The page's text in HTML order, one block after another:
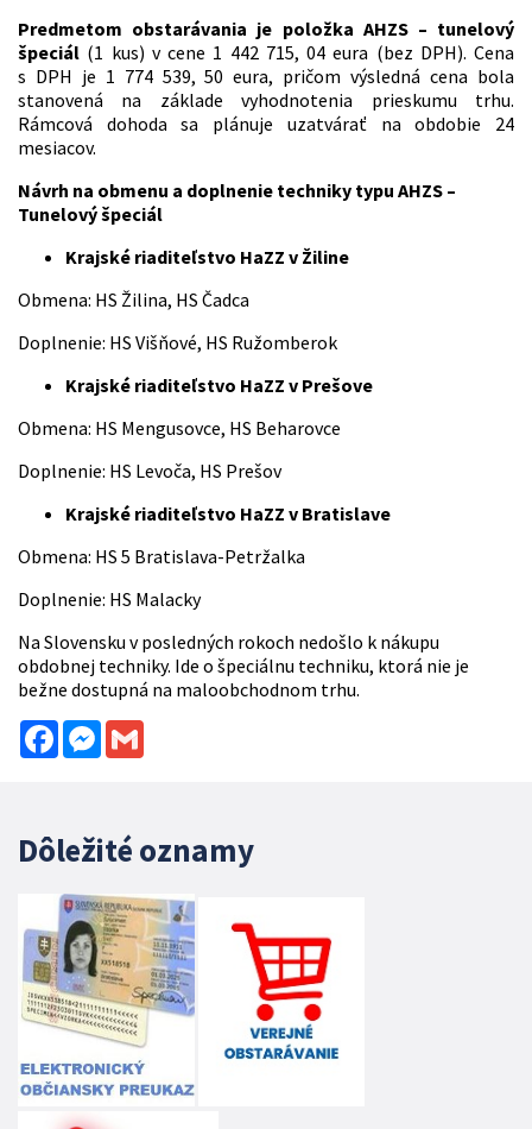
Predmetom obstarávania je položka AHZS – tunelový
špeciál (1 kus) v cene 1 442 715, 04 eura (bez DPH). Cena
s DPH je 1 774 539, 50 eura, pričom výsledná cena bola
stanovená na základe vyhodnotenia prieskumu trhu.
Rámcová dohoda sa plánuje uzatvárať na obdobie 24
mesiacov.
Návrh na obmenu a doplnenie techniky typu AHZS –
Tunelový špeciál
Krajské riaditeľstvo HaZZ v Žiline
Obmena: HS Žilina, HS Čadca
Doplnenie: HS Višňové, HS Ružomberok
Krajské riaditeľstvo HaZZ v Prešove
Obmena: HS Mengusovce, HS Beharovce
Doplnenie: HS Levoča, HS Prešov
Krajské riaditeľstvo HaZZ v Bratislave
Obmena: HS 5 Bratislava-Petržalka
Doplnenie: HS Malacky
Na Slovensku v posledných rokoch nedošlo k nákupu
obdobnej techniky. Ide o špeciálnu techniku, ktorá nie je
bežne dostupná na maloobchodnom trhu.
FacebookMessenger
Dôležité oznamy